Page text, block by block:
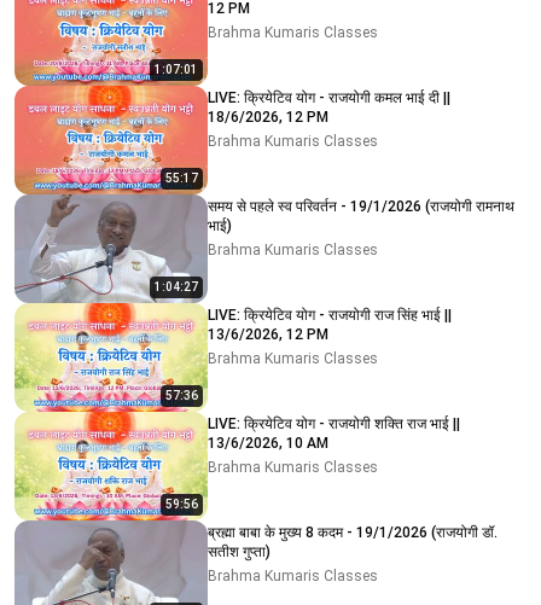
1:07:01
12 PM
Brahma Kumaris Classes
55:17
LIVE: क्रियेटिव योग - राजयोगी कमल भाई दी ||
18/6/2026, 12 PM
Brahma Kumaris Classes
1:04:27
समय से पहले स्व परिवर्तन - 19/1/2026 (राजयोगी रामनाथ
भाई)
Brahma Kumaris Classes
57:36
LIVE: क्रियेटिव योग - राजयोगी राज सिंह भाई ||
13/6/2026, 12 PM
Brahma Kumaris Classes
59:56
LIVE: क्रियेटिव योग - राजयोगी शक्ति राज भाई ||
13/6/2026, 10 AM
Brahma Kumaris Classes
ब्रह्मा बाबा के मुख्य 8 कदम - 19/1/2026 (राजयोगी डॉ.
सतीश गुप्ता)
Brahma Kumaris Classes